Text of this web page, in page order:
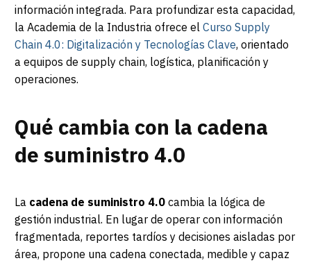
información integrada. Para profundizar esta capacidad,
la Academia de la Industria ofrece el Curso Supply
Chain 4.0: Digitalización y Tecnologías Clave, orientado
a equipos de supply chain, logística, planificación y
operaciones.
Qué cambia con la cadena
de suministro 4.0
La cadena de suministro 4.0 cambia la lógica de
gestión industrial. En lugar de operar con información
fragmentada, reportes tardíos y decisiones aisladas por
área, propone una cadena conectada, medible y capaz